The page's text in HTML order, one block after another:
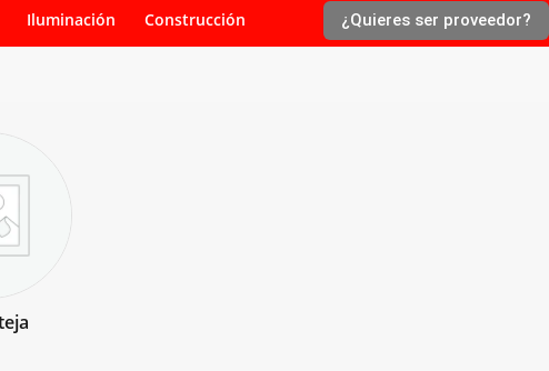
Iluminación Construcción ¿Quieres ser proveedor?